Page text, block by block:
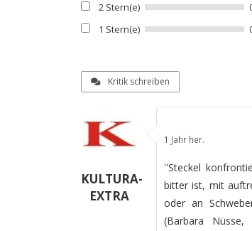
2 Stern(e)
1 Stern(e)
Kritik schreiben
KULTURA-
EXTRA
1 Jahr her.
''Steckel
bitter ist, mit
oder an
(Barbara